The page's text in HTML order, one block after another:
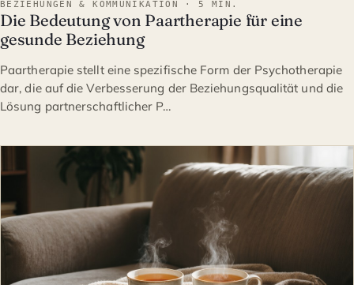
BEZIEHUNGEN & KOMMUNIKATION · 5 MIN.
Die Bedeutung von Paartherapie für eine
gesunde Beziehung
Paartherapie stellt eine spezifische Form der Psychotherapie
dar, die auf die Verbesserung der Beziehungsqualität und die
Lösung partnerschaftlicher P…
BEZIEHUNGEN & KOMMUNIK